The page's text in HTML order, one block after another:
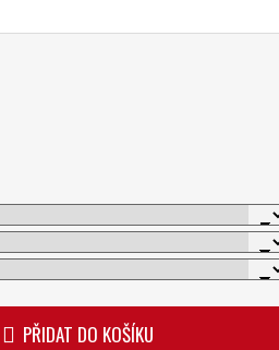
PŘIDAT DO KOŠÍKU